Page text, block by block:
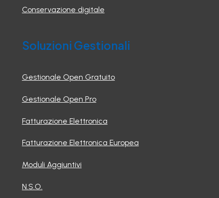
Conservazione digitale
Soluzioni Gestionali
Gestionale Open Gratuito
Gestionale Open Pro
Fatturazione Elettronica
Fatturazione Elettronica Europea
Moduli Aggiuntivi
N.S.O.